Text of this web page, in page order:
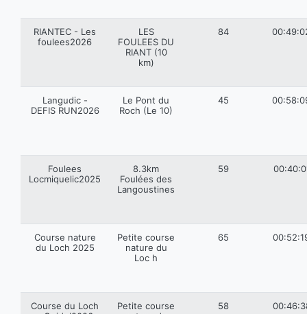
RIANTEC - Les
foulees2026
LES
FOULEES DU
RIANT (10
km)
84
Langudic -
DEFIS RUN2026
Le Pont du
Roch (Le 10)
45
Foulees
Locmiquelic2025
8.3km
Foulées des
Langoustines
59
Course nature
du Loch 2025
Petite course
nature du
Loc h
65
Course du Loch
Petite course
58